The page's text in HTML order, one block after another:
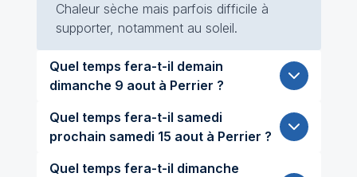
Chaleur sèche mais parfois difficile à
supporter, notamment au soleil.
Quel temps fera-t-il demain
dimanche 9 aout à Perrier ?
Quel temps fera-t-il samedi
prochain samedi 15 aout à Perrier ?
Quel temps fera-t-il dimanche